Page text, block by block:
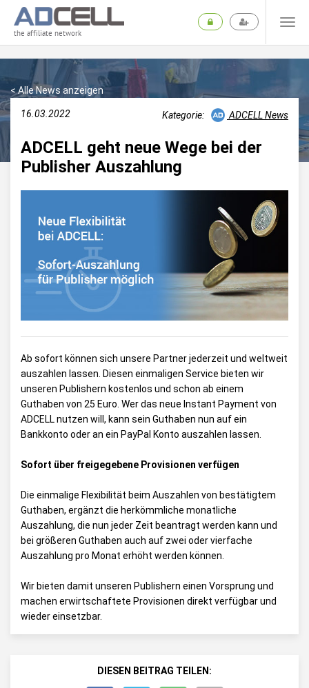
the affiliate network
< Alle News anzeigen
16.03.2022 Kategorie: ADCELL News
ADCELL geht neue Wege bei der
Publisher Auszahlung
Ab sofort können sich unsere Partner jederzeit und weltweit
auszahlen lassen. Diesen einmaligen Service bieten wir
unseren Publishern kostenlos und schon ab einem
Guthaben von 25 Euro. Wer das neue Instant Payment von
ADCELL nutzen will, kann sein Guthaben nun auf ein
Bankkonto oder an ein PayPal Konto auszahlen lassen.
Sofort über freigegebene Provisionen verfügen
Die einmalige Flexibilität beim Auszahlen von bestätigtem
Guthaben, ergänzt die herkömmliche monatliche
Auszahlung, die nun jeder Zeit beantragt werden kann und
bei größeren Guthaben auch auf zwei oder vierfache
Auszahlung pro Monat erhöht werden können.
Wir bieten damit unseren Publishern einen Vorsprung und
machen erwirtschaftete Provisionen direkt verfügbar und
wieder einsetzbar.
DIESEN BEITRAG TEILEN: